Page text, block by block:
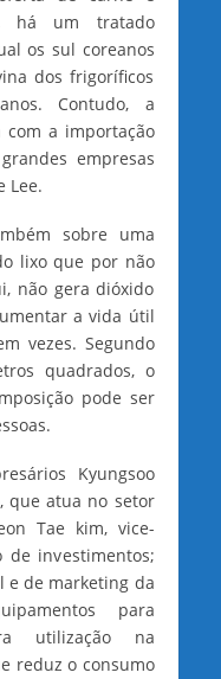
há um tratado
os sul coreanos
dos frigoríficos
Contudo, a
com a importação
empresas
Lee.
sobre uma
lixo que por não
não gera dióxido
a vida útil
vezes. Segundo
quadrados, o
pode ser
Kyungsoo
que atua no setor
Tae kim, vice-
de investimentos;
e de marketing da
para
utilização na
reduz o consumo